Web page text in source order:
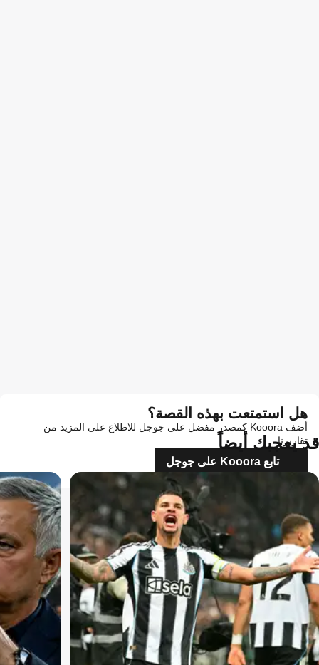
هل استمتعت بهذه القصة؟
أضف Kooora كمصدر مفضل على جوجل للاطلاع على المزيد من
تقاريرنا
تابع Kooora على جوجل
قد يعجبك أيضاً